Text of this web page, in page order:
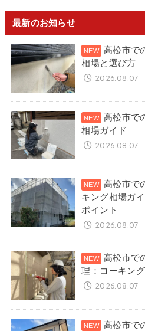
最新のお知らせ
高松市で
相場と選び方
2026.08.07
高松市で
相場ガイド
2026.08.07
高松市で
キング相場ガ
ポイント
2026.08.07
高松市で
理：コーキン
2026.08.07
高松市で